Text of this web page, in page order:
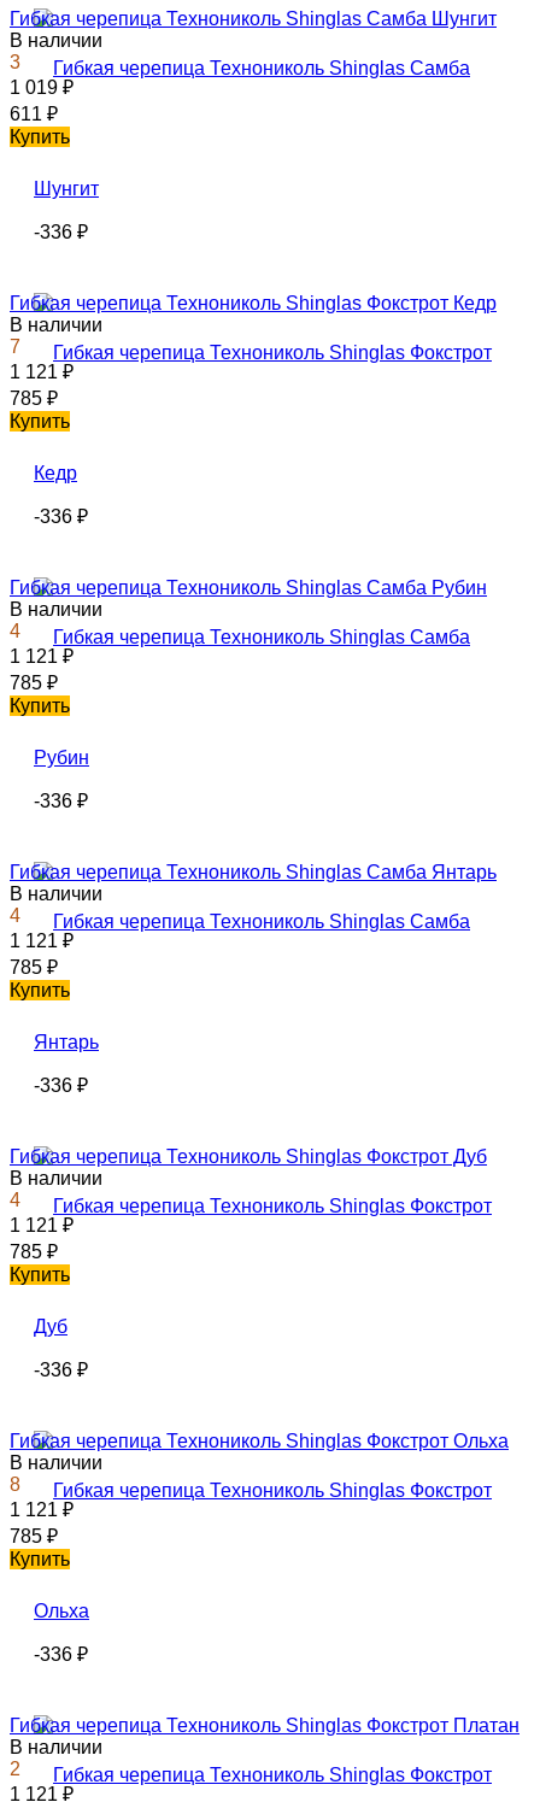
Гибкая черепица Технониколь Shinglas Самба Шунгит
В наличии
3
1 019 ₽
611 ₽
Купить
-336 ₽
Гибкая черепица Технониколь Shinglas Фокстрот Кедр
В наличии
7
1 121 ₽
785 ₽
Купить
-336 ₽
Гибкая черепица Технониколь Shinglas Самба Рубин
В наличии
4
1 121 ₽
785 ₽
Купить
-336 ₽
Гибкая черепица Технониколь Shinglas Самба Янтарь
В наличии
4
1 121 ₽
785 ₽
Купить
-336 ₽
Гибкая черепица Технониколь Shinglas Фокстрот Дуб
В наличии
4
1 121 ₽
785 ₽
Купить
-336 ₽
Гибкая черепица Технониколь Shinglas Фокстрот Ольха
В наличии
8
1 121 ₽
785 ₽
Купить
-336 ₽
Гибкая черепица Технониколь Shinglas Фокстрот Платан
В наличии
2
1 121 ₽